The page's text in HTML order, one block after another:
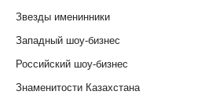
Звезды именинники
Западный шоу-бизнес
Российский шоу-бизнес
Знаменитости Казахстана